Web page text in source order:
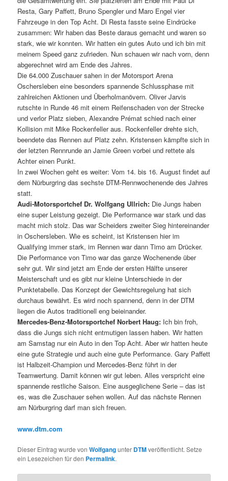
Resta, Gary Paffett, Bruno Spengler und Maro Engel vier
Fahrzeuge in den Top Acht. Di Resta fasste seine Eindrücke
zusammen: Wir haben das Beste daraus gemacht und waren so
stark, wie wir konnten. Wir hatten ein gutes Auto und ich bin mit
meinem Speed ganz zufrieden. Nun schauen wir nach vorn, denn
abgerechnet wird am Ende des Jahres.
Die 64.000 Zuschauer sahen in der Motorsport Arena
Oschersleben eine besonders spannende Schlussphase mit
zahlreichen Aktionen und Überholmanövern. Oliver Jarvis
rutschte in Runde 46 mit einem Reifenschaden von der Strecke
und verlor Platz sieben, Alexandre Prémat schied nach einer
Kollision mit Mike Rockenfeller aus. Rockenfeller drehte sich,
beendete das Rennen auf Platz zehn. Kristensen kämpfte sich in
der letzten Rennrunde an Jamie Green vorbei und rettete als
Achter einen Punkt.
In zwei Wochen geht es weiter: Vom 14. bis 16. August findet auf
dem Nürburgring das sechste DTM-Rennwochenende des Jahres
statt.
Audi-Motorsportchef Dr. Wolfgang Ullrich: Die Jungs haben
eine super Leistung gezeigt. Die Performance war stark und das
macht mich stolz. Das war Scheiders zweiter Sieg hintereinander
in Oschersleben. Wie es scheint, ist Kristensen hier im
Qualifying immer stark, im Rennen war dann Timo am Drücker.
Die Performance von Timo war das ganze Wochenende über
sehr gut. Wir sind jetzt am Ende der ersten Hälfte unserer
Meisterschaft und es gibt nur kleine Unterschiede in der
Punktetabelle. Das Konzept der Gewichtsregelung hat sich
durchaus bewährt. Es wird noch spannend, denn in der DTM
liegen die Autos traditionell eng beieinander.
Mercedes-Benz-Motorsportchef Norbert Haug: Ich bin froh,
dass die Jungs sich nicht entmutigen lassen haben. Wir hatten
am Samstag nur ein Auto in den Top Acht. Aber wir hatten heute
eine gute Strategie und auch eine gute Performance. Gary Paffett
ist Halbzeit-Champion und Mercedes-Benz führt in der
Teamwertung. Damit können wir gut leben. Alles verspricht eine
spannende restliche Saison. Eine ausgeglichene Serie – das ist
es, was die Zuschauer sehen wollen. Auf das nächste Rennen
am Nürburgring darf man sich freuen.
www.dtm.com
Dieser Eintrag wurde vonWolfgangunter DTMveröffentlicht. Setze
ein Lesezeichen für den Permalink.